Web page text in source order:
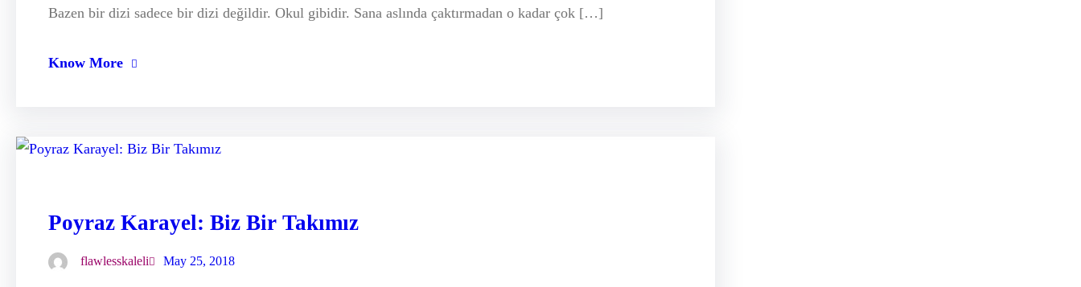
Bazen bir dizi sadece bir dizi değildir. Okul gibidir. Sana aslında çaktırmadan o kadar çok […]
Know More
Poyraz Karayel: Biz Bir Takımız
flawlesskaleli May 25, 2018